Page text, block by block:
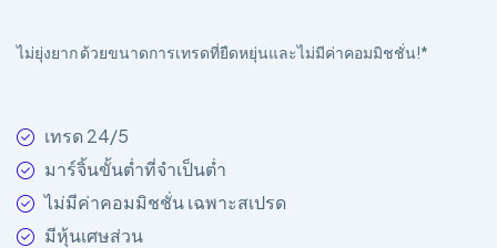
ไม่ยุ่งยาก ด้วยขนาดการเทรดที่ยืดหยุ่นและไม่มีค่าคอมมิชชั่น!*
เทรด 24/5
มาร์จิ้นขั้นต่ำที่จำเป็นต่ำ
ไม่มีค่าคอมมิชชั่น เฉพาะสเปรด
มีหุ้นเศษส่วน